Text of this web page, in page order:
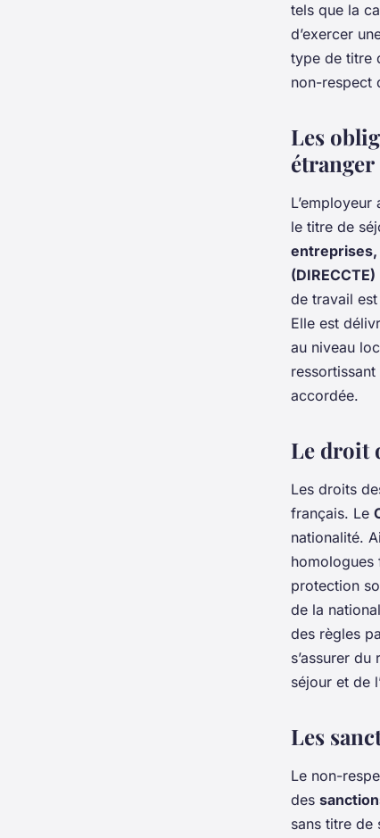
tels que la
d’exercer
type de titre
non-respect
Les
étranger
le titre de
entreprises,
(DIRECCTE)
de travail
Elle est
au niveau
accordée.
Le droit
Les droits
français. Le
nationalité.
homologues
protection
de la
des règles
s’assurer
séjour et de
Les
Le non-
des
sans titre de